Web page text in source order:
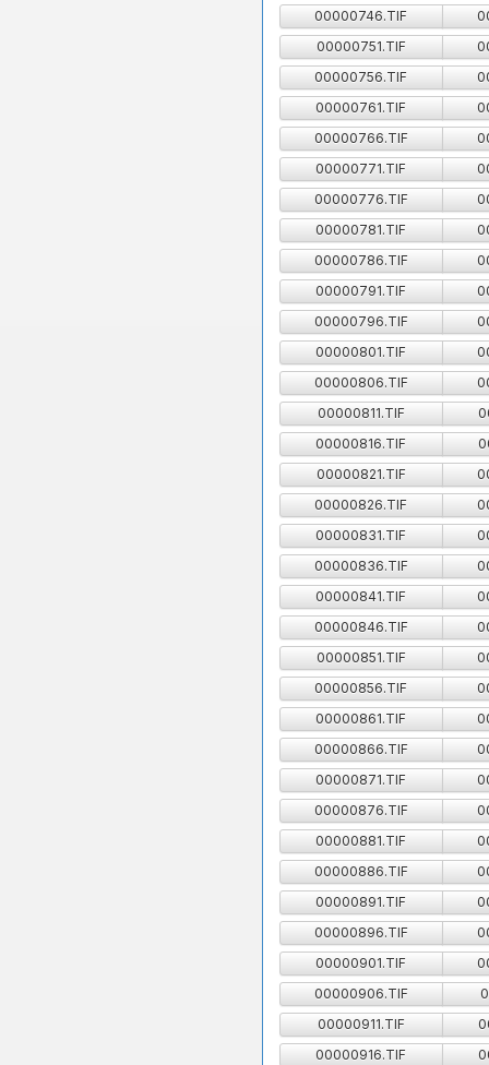
00000746.TIF
00000751.TIF
00000756.TIF
00000761.TIF
00000766.TIF
00000771.TIF
00000776.TIF
00000781.TIF
00000786.TIF
00000791.TIF
00000796.TIF
00000801.TIF
00000806.TIF
00000811.TIF
00000816.TIF
00000821.TIF
00000826.TIF
00000831.TIF
00000836.TIF
00000841.TIF
00000846.TIF
00000851.TIF
00000856.TIF
00000861.TIF
00000866.TIF
00000871.TIF
00000876.TIF
00000881.TIF
00000886.TIF
00000891.TIF
00000896.TIF
00000901.TIF
00000906.TIF
00000911.TIF
00000916.TIF